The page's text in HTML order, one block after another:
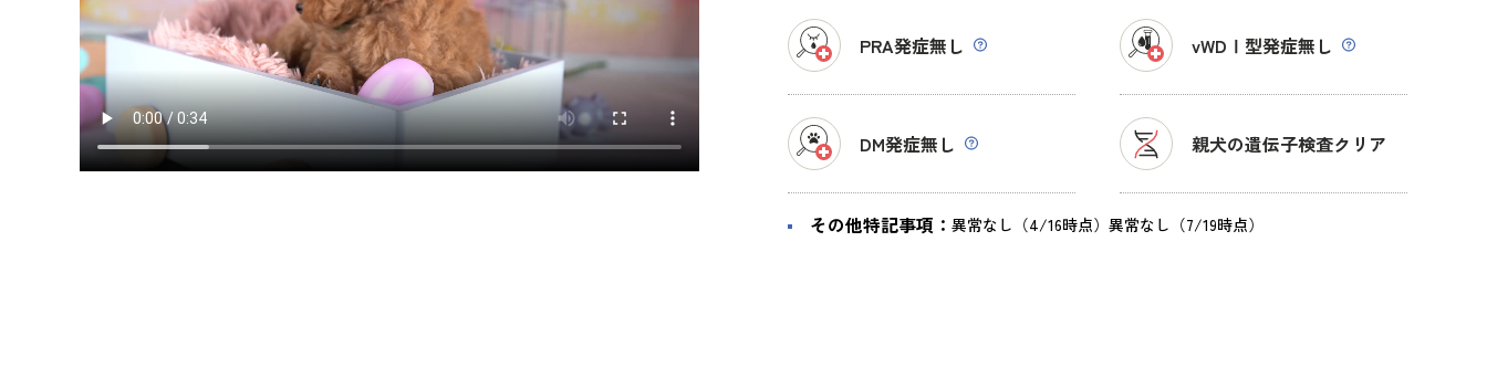
PRA発症無し vWDⅠ型発症無し
DM発症無し 親犬の遺伝子検査クリア
その他特記事項： 異常なし（4/16時点）異常なし（7/19時点）